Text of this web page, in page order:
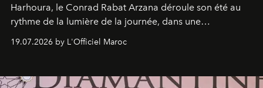
Harhoura, le Conrad Rabat Arzana déroule son été au
rythme de la lumière de la journée, dans une
rendez-vous avec l’océan.
19.07.2026 by L'Officiel Maroc